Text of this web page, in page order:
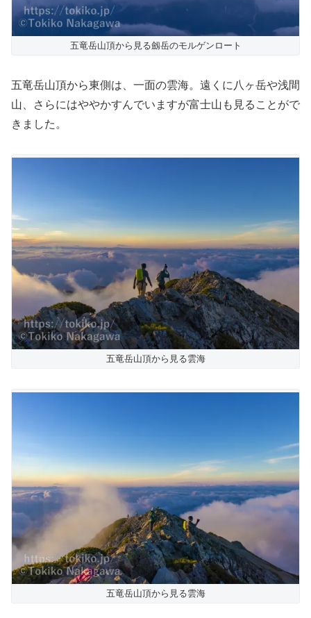
五竜岳山頂から見る劔岳のモルゲンロート
五竜岳山頂から東側は、一面の雲海。遠くに八ヶ岳や浅間
山、さらにはややかすんでいますが富士山も見ることがで
きました。
五竜岳山頂から見る雲海
五竜岳山頂から見る雲海